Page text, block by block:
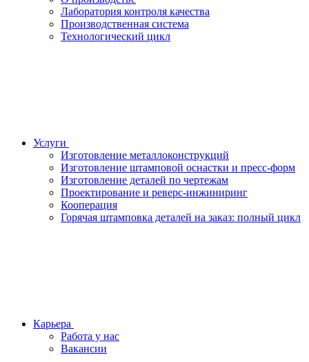
Лаборатория контроля качества
Производственная система
Технологический цикл
Услуги
Изготовление металлоконструкций
Изготовление штамповой оснастки и пресс-форм
Изготовление деталей по чертежам
Проектирование и реверс-инжиниринг
Кооперация
Горячая штамповка деталей на заказ: полный цикл
Карьера
Работа у нас
Вакансии